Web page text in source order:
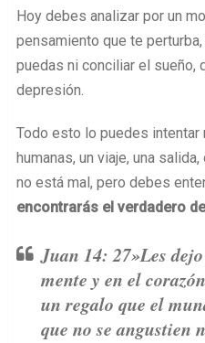
Hoy debes analizar por un
pensamiento que te
puedas ni conciliar el sueño,
depresión.
Todo esto lo puedes intentar
humanas, un viaje, una
no está mal, pero debes
encontrarás el verdadero
Juan 14: 27»Les
mente y en el
un regalo que el
que no se angustien